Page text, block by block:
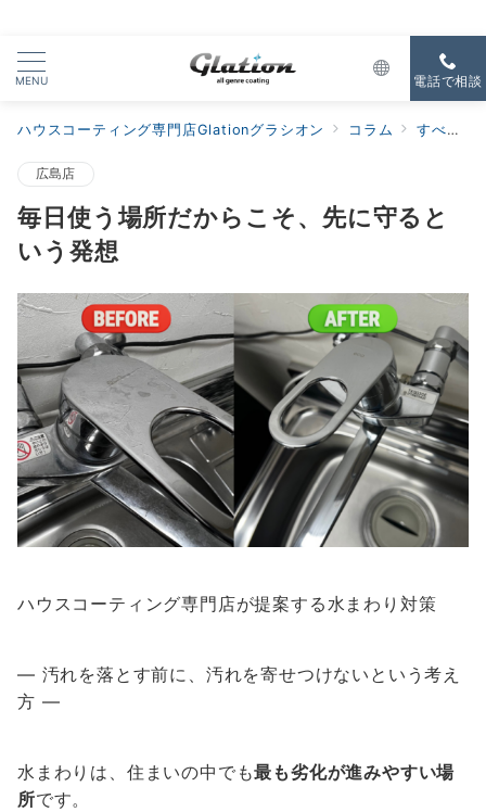
MENU 電話で相談
ハウスコーティング専門店Glationグラシオン コラム すべての新着
広島店
毎日使う場所だからこそ、先に守ると
いう発想
ハウスコーティング専門店が提案する水まわり対策
― 汚れを落とす前に、汚れを寄せつけないという考え
方 ―
水まわりは、住まいの中でも最も劣化が進みやすい場
所です。